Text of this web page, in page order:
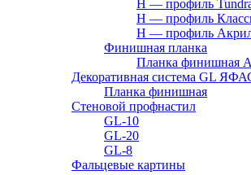
Н — профиль
H — профиль
Н — профиль
Финишная планка
Планка финишная
Декоративная система GL
Планка финишная
Стеновой профнастил
GL-10
GL-20
GL-8
Фальцевые картины